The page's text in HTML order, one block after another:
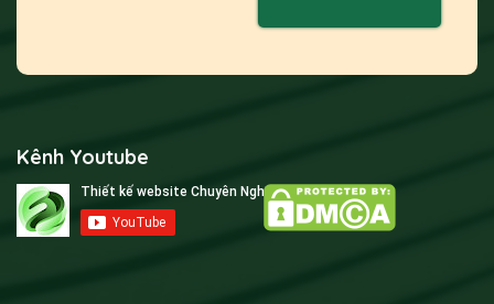
Kênh Youtube